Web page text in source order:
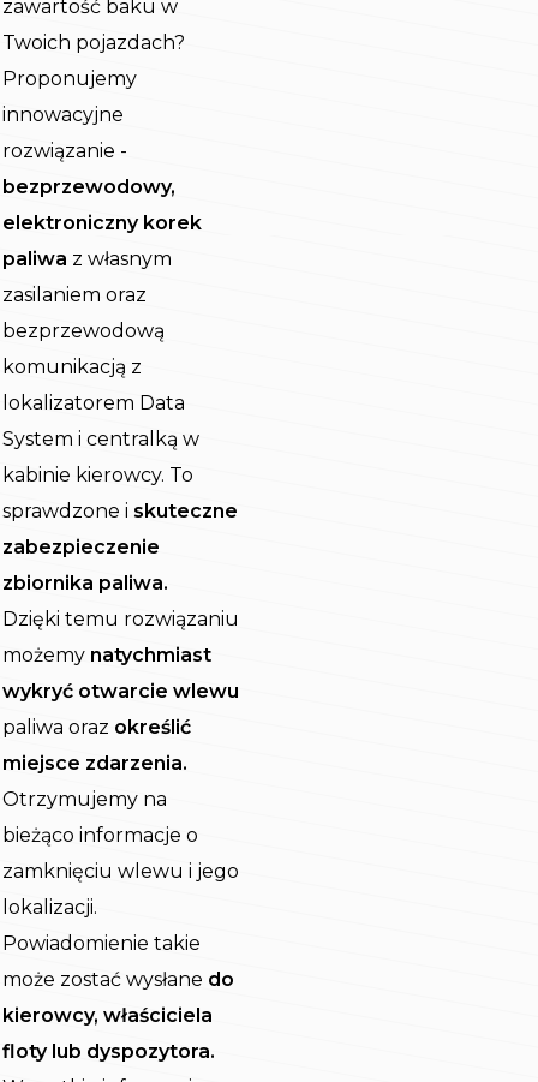
zawartość baku w
Twoich pojazdach?
Proponujemy
innowacyjne
rozwiązanie -
bezprzewodowy,
elektroniczny korek
paliwa z własnym
zasilaniem oraz
bezprzewodową
komunikacją z
lokalizatorem Data
System i centralką w
kabinie kierowcy. To
sprawdzone i skuteczne
zabezpieczenie
zbiornika paliwa.
Dzięki temu rozwiązaniu
możemy natychmiast
wykryć otwarcie wlewu
paliwa oraz określić
miejsce zdarzenia.
Otrzymujemy na
bieżąco informacje o
zamknięciu wlewu i jego
lokalizacji.
Powiadomienie takie
może zostać wysłane do
kierowcy, właściciela
floty lub dyspozytora.